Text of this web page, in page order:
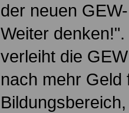
der neuen
Weiter
verleiht die
nach mehr Geld